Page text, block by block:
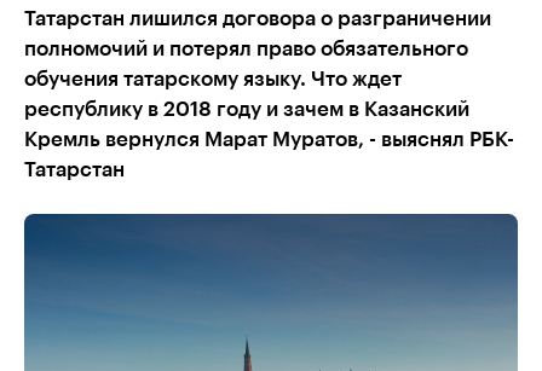
Татарстан лишился договора о разграничении
полномочий и потерял право обязательного
обучения татарскому языку. Что ждет
республику в 2018 году и зачем в Казанский
Кремль вернулся Марат Муратов, - выяснял РБК-
Татарстан